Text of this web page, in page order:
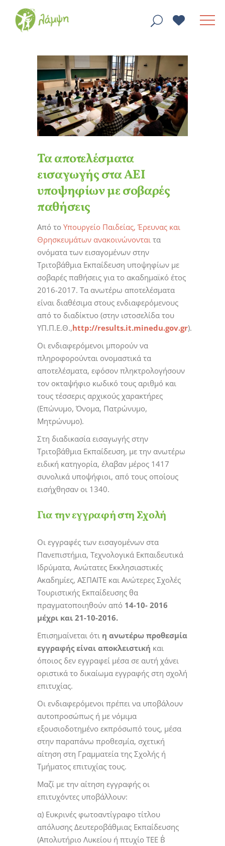
Τα αποτελέσματα
εισαγωγής στα ΑΕΙ
υποψηφίων με σοβαρές
παθήσεις
Από το Υπουργείο Παιδείας, Έρευνας και
Θρησκευμάτων ανακοινώνονται τα
ονόματα των εισαγομένων στην
Τριτοβάθμια Εκπαίδευση υποψηφίων με
σοβαρές παθήσεις για το ακαδημαϊκό έτος
2016-2017. Τα ανωτέρω αποτελέσματα
είναι διαθέσιμα στους ενδιαφερόμενους
από το διαδίκτυο (στην ιστοσελίδα του
ΥΠ.Π.Ε.Θ.,http://results.it.minedu.gov.gr).
Οι ενδιαφερόμενοι μπορούν να
πληροφορούνται ονομαστικά τα
αποτελέσματα, εφόσον πληκτρολογήσουν
τον οκταψήφιο κωδικό τους αριθμό και
τους τέσσερις αρχικούς χαρακτήρες
(Επώνυμο, Όνομα, Πατρώνυμο,
Μητρώνυμο).
Στη διαδικασία εισαγωγής στην
Τριτοβάθμια Εκπαίδευση, με την ανωτέρω
ειδική κατηγορία, έλαβαν μέρος 1417
συνολικά υποψήφιοι, από τους οποίους
εισήχθησαν οι 1340.
Για την εγγραφή στη Σχολή
Οι εγγραφές των εισαγομένων στα
Πανεπιστήμια, Τεχνολογικά Εκπαιδευτικά
Ιδρύματα, Ανώτατες Εκκλησιαστικές
Ακαδημίες, ΑΣΠΑΙΤΕ και Ανώτερες Σχολές
Τουριστικής Εκπαίδευσης θα
πραγματοποιηθούν από 14-10- 2016
μέχρι και 21-10-2016.
Επισημαίνεται ότι η ανωτέρω προθεσμία
εγγραφής είναι αποκλειστική και
όποιος δεν εγγραφεί μέσα σε αυτή χάνει
οριστικά το δικαίωμα εγγραφής στη σχολή
επιτυχίας.
Οι ενδιαφερόμενοι πρέπει να υποβάλουν
αυτοπροσώπως ή με νόμιμα
εξουσιοδοτημένο εκπρόσωπό τους, μέσα
στην παραπάνω προθεσμία, σχετική
αίτηση στη Γραμματεία της Σχολής ή
Τμήματος επιτυχίας τους.
Μαζί με την αίτηση εγγραφής οι
επιτυχόντες υποβάλλουν:
α) Ευκρινές φωτοαντίγραφο τίτλου
απόλυσης Δευτεροβάθμιας Εκπαίδευσης
(Απολυτήριο Λυκείου ή πτυχίο ΤΕΕ Β΄